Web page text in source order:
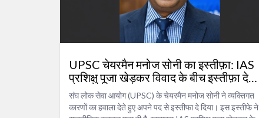
UPSC चेयरमैन मनोज सोनी का इस्तीफ़ा: IAS
प्रशिक्षु पूजा खेड़कर विवाद के बीच इस्तीफ़ा दे
दिया
संघ लोक सेवा आयोग (UPSC) के चेयरमैन मनोज सोनी ने व्यक्तिगत
कारणों का हवाला देते हुए अपने पद से इस्तीफा दे दिया। इस इस्तीफे ने